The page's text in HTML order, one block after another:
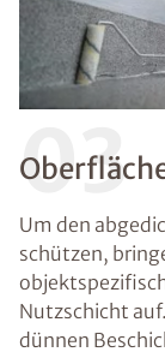
03
Um den
schützen,
Nutzschicht
dünnen